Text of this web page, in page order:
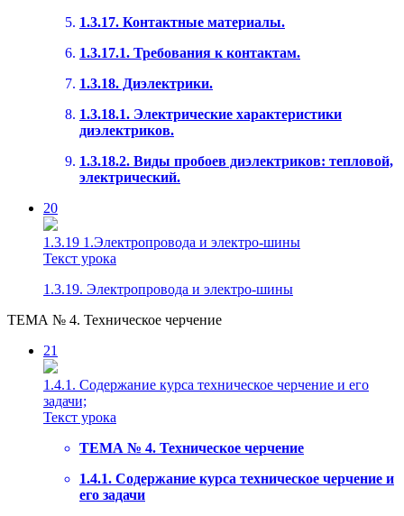
1.3.17. Контактные материалы.
1.3.17.1. Требования к контактам.
1.3.18. Диэлектрики.
1.3.18.1. Электрические характеристики
диэлектриков.
1.3.18.2. Виды пробоев диэлектриков: тепловой,
электрический.
20
1.3.19 1.Электропровода и электро-шины
Текст урока
1.3.19. Электропровода и электро-шины
ТЕМА № 4. Техническое черчение
21
1.4.1. Содержание курса техническое черчение и его
задачи;
Текст урока
ТЕМА № 4. Техническое черчение
1.4.1. Содержание курса техническое черчение и
его задачи